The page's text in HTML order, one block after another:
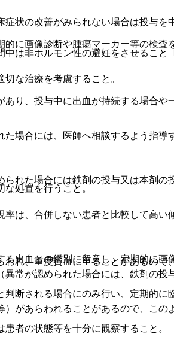
状の改善がみられない場合は投与を
に画像診断や腫瘍マーカー等の検査
な治療を考慮すること。
り、投与中に出血が持続する場合や
場合には、医師へ相談するよう指導
れた場合には鉄剤の投与又は本剤の
は、合併しない患者と比較して高い
出血との鑑別に留意し、定期的に画
断される場合にのみ行い、定期的に
者の状態等を十分に観察すること。
は非ホルモン性の避妊をさせること
な処置を行うこと。
れ、重度貧血に至ることがあるので
常が認められた場合には、鉄剤の投
があらわれることがあるので、この